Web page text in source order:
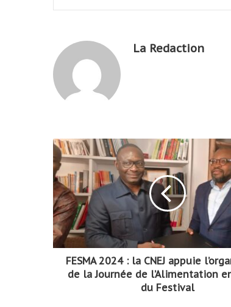
La Redaction
FESMA 2024 : la CNEJ appuie
de la Journée de l’Alimentation
du Festival